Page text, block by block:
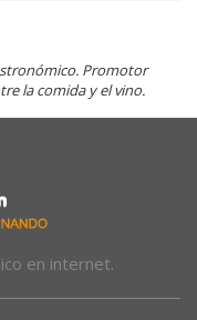
Promotor
la comida y el vino.
en internet.